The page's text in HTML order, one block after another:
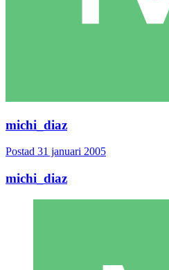
michi_diaz
Postad 31 januari 2005
michi_diaz